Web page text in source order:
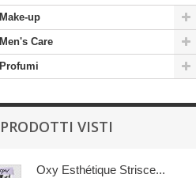
Make-up
Men's Care
Profumi
PRODOTTI VISTI
Oxy Esthétique Strisce...